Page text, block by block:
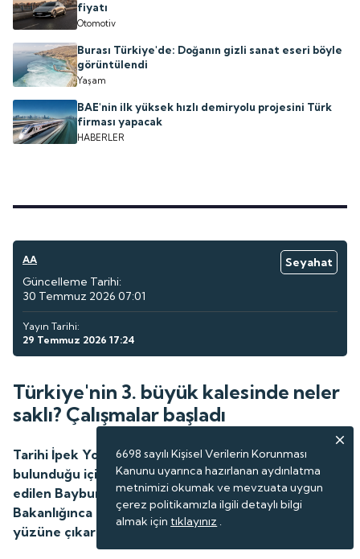
fiyatı
Otomotiv
Burası Türkiye'de: Doğanın gizli sanat eseri böyle
görüntülendi
Yaşam
BAE'nin ilk yüksek hızlı demiryolu projesini Türk
firması yapacak
HABERLER
AA
Seyahat
Güncelleme Tarihi:
30 Temmuz 2026 07:01
Yayın Tarihi:
29 Temmuz 2026 17:24
Türkiye'nin 3. büyük kalesinde neler
saklı? Çalışmalar başladı
Tarihi İpek Yolu'nun stratejik bir noktasında
bulunduğu için asırlarca güvenilir üs olarak tercih
edilen Bayburt Kalesi'nde, Kültür ve Turizm
Bakanlığınca başlatılan kazı projesi ile tarih gün
yüzüne çıkarılıyor.
6698 sayılı Kişisel Verilerin Korunması
Kanunu uyarınca hazırlanan aydınlatma
metnimizi okumak ve mevzuata uygun
çerez politikamızla ilgili detaylı bilgi
almak için tıklayınız .